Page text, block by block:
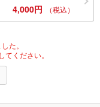
4,000円 （税込）
た。
ください。